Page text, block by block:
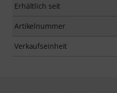
Erhältlich seit
Artikelnummer
Verkaufseinheit